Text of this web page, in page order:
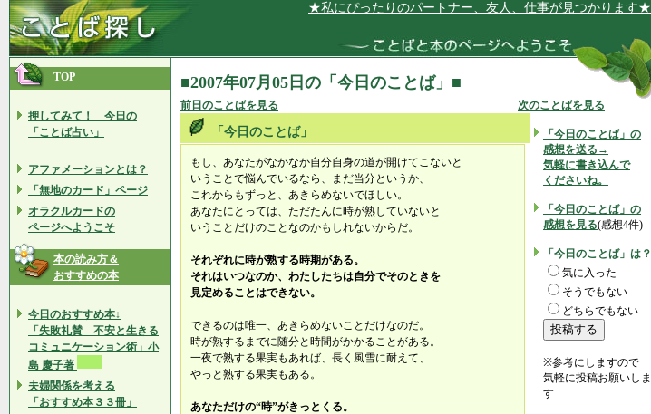
★私にぴったりのパートナー、友人、仕事が見つかります★
TOP
押してみて！ 今日の
「ことば占い」
アファメーションとは？
「無地のカード」ページ
オラクルカードの
ページへようこそ
本の読み方＆
おすすめの本
今日のおすすめ本↓
「失敗礼賛 不安と生きる
コミュニケーション術」小
島 慶子著
夫婦関係を考える
「おすすめ本３３冊」
■2007年07月05日の「今日のことば」■
前日のことばを見る 次のことばを見る
「今日のことば」
もし、あなたがなかなか自分自身の道が開けてこないと
いうことで悩んでいるなら、まだ当分というか、
これからもずっと、あきらめないでほしい。
あなたにとっては、ただたんに時が熟していないと
いうことだけのことなのかもしれないからだ。
それぞれに時が熟する時期がある。
それはいつなのか、わたしたちは自分でそのときを
見定めることはできない。
できるのは唯一、あきらめないことだけなのだ。
時が熟するまでに随分と時間がかかることがある。
一夜で熟する果実もあれば、長く風雪に耐えて、
やっと熟する果実もある。
あなただけの“時”がきっとくる。
「今日のことば」の
感想を送る→
気軽に書き込んで
くださいね。
「今日のことば」の
感想を見る(感想4件)
「今日のことば」は？
気に入った
そうでもない
どちらでもない
※参考にしますので
気軽に投稿お願いしま
す